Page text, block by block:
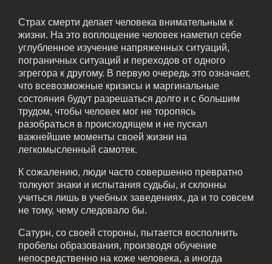
Страх смерти делает человека внимательным к
жизни. На это воплощение человек наметил себе
углубленное изучение напряженных ситуаций,
пограничных ситуаций и переходов от одного
эгрегора к другому. В первую очередь это означает,
что всевозможные кризисы и маргинальные
состояния будут разрешаться долго и с большим
трудом, чтобы человек мог не торопясь
разобраться в происходящем и не пускал
важнейшие моменты своей жизни на
легкомысленный самотек.
К сожалению, люди часто совершенно превратно
толкуют знаки и испытания судьбы, и склонны
учиться лишь в учебных заведениях, да и то совсем
не тому, чему следовало бы.
Сатурн, со своей стороны, пытается восполнить
пробелы образования, производя обучение
непосредственно на коже человека, а иногда